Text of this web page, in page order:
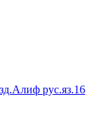
рус.яз.16